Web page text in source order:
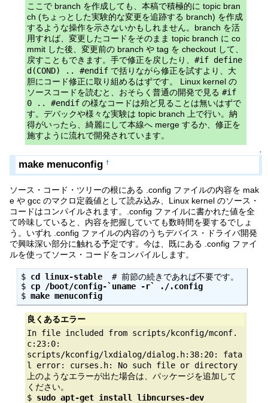
ここで branch を作成しても、本稿で積極的に topic bran
ch (ちょっとした実験的な変更を追跡する branch) を作成
するような操作を示さないかもしれません。branch を活
用すれば、変更したコードをそのまま topic branch に co
mmit した後、変更前の branch や tag を checkout して、
戻すこともできます。手で修正を戻したり、 #if define
d(COND) .. #endifで括りながら修正を試すより、大
胆にコード修正に取り組めるはずです。 Linux kernel の
ソースコードを読むと、おそらく普通の開発で見る #if
0 .. #endifの様なコードは殆ど見ることは無いはずで
す。デバックや様々な実験は topic branch 上で行い。納
得がいったら、綺麗にして本線へ merge するか、修正を
施すように流れで開発されています。
↑
make menuconfig †
ソース・コード・ツリーの根にある .config ファイルの内容を mak
e や gcc のマクロ定義値として読み込み、Linux kernel のソース・
コードはコンパイルされます。.config ファイルに書かれた値を全
て吟味していると、内容を把握していても数時間を要するでしょ
う。いずれ .config ファイルの内容のうちデバイス・ドライバ開発
で興味深い部分に触れる予定です。今は、既にある .config ファイ
ルを使ってソース・コードをコンパイルします。
$ cd linux-stable
  # 前節の続きであれば不要です。
$ cp /boot/config-`uname -r` ./.config
$ make menuconfig
良くあるエラー
In file included from scripts/kconfig/mconf.
c:23:0:
scripts/kconfig/lxdialog/dialog.h:38:20: fata
l error: curses.h: No such file or directory
上のようなエラーが出た場合は、パッケージを追加して
ください。
$ sudo apt-get install libncurses-dev